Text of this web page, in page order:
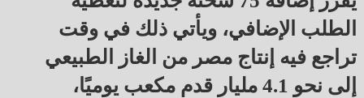
الطلب الإضافي، ويأتي ذلك في وقت
تراجع فيه إنتاج مصر من الغاز الطبيعي
إلى نحو 4.1 مليار قدم مكعب يوميًا،